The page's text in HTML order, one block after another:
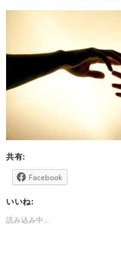
共有:
Facebook
いいね:
読み込み中...